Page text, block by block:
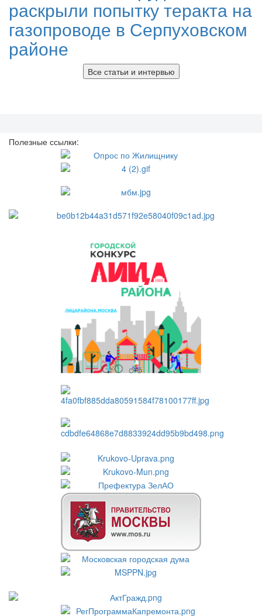
раскрыли попытку теракта на
газопроводе в Серпуховском
районе
Все статьи и интервью
Полезные ссылки: